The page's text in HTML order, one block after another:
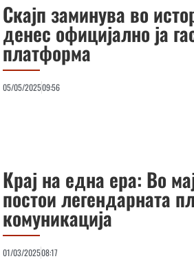
Скајп заминува во
денес официјално ја
платформа
05/05/202509:56
Крај на една ера: Во
постои легендарната
комуникација
01/03/202508:17